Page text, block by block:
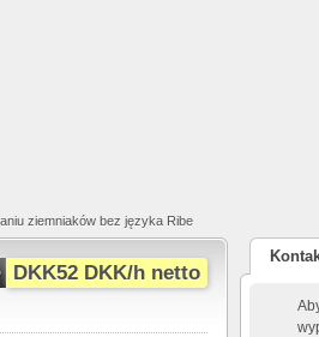
ziemniaków bez języka Ribe
DKK52 DKK/h netto